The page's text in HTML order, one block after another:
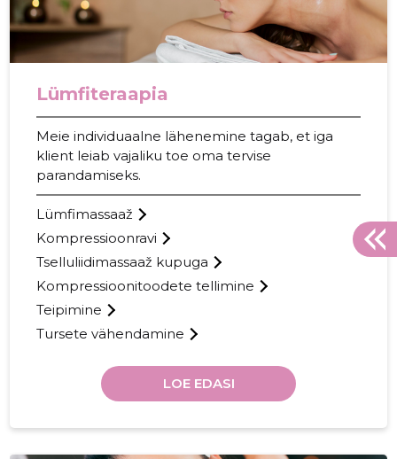
Lümfiteraapia
Meie individuaalne lähenemine tagab, et iga
klient leiab vajaliku toe oma tervise
parandamiseks.
Lümfimassaaž
Kompressioonravi
Tselluliidimassaaž kupuga
Kompressioonitoodete tellimine
Teipimine
Tursete vähendamine
LOE EDASI